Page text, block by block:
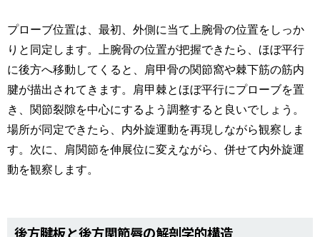
プローブ位置は、最初、外側に当て上腕骨の位置をしっか
りと同定します。上腕骨の位置が把握できたら、ほぼ平行
に後方へ移動してくると、肩甲骨の関節窩や棘下筋の筋内
腱が描出されてきます。肩甲棘とほぼ平行にプローブを置
き、関節裂隙を中心にするよう調整すると良いでしょう。
場所が同定できたら、内外旋運動を再現しながら観察しま
す。次に、肩関節を伸展位に変えながら、併せて内外旋運
動を観察します。
後方腱板と後方関節唇の解剖学的構造